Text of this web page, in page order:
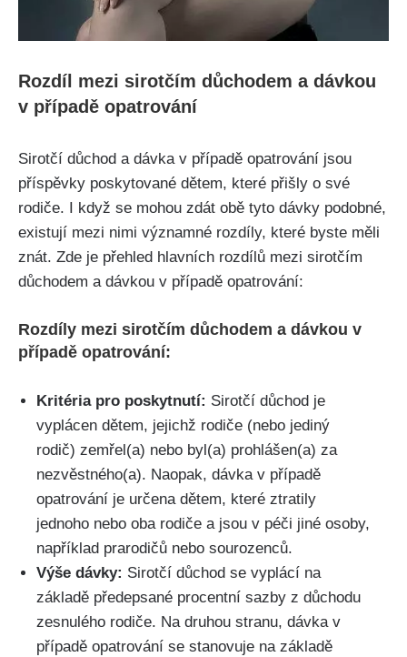
Rozdíl mezi sirotčím důchodem a dávkou
v případě opatrování
Sirotčí důchod a dávka v případě opatrování jsou
příspěvky poskytované dětem, které přišly o své
rodiče. I když se mohou zdát obě tyto dávky podobné,
existují mezi nimi významné rozdíly, které byste měli
znát. Zde je přehled hlavních rozdílů mezi sirotčím
důchodem a dávkou v případě opatrování:
Rozdíly mezi sirotčím důchodem a dávkou v
případě opatrování:
Kritéria pro poskytnutí: Sirotčí důchod je
vyplácen dětem, jejichž rodiče (nebo jediný
rodič) zemřel(a) nebo byl(a) prohlášen(a) za
nezvěstného(a). Naopak, dávka v případě
opatrování je určena dětem, které ztratily
jednoho nebo oba rodiče a jsou v péči jiné osoby,
například prarodičů nebo sourozenců.
Výše dávky: Sirotčí důchod se vyplácí na
základě předepsané procentní sazby z důchodu
zesnulého rodiče. Na druhou stranu, dávka v
případě opatrování se stanovuje na základě